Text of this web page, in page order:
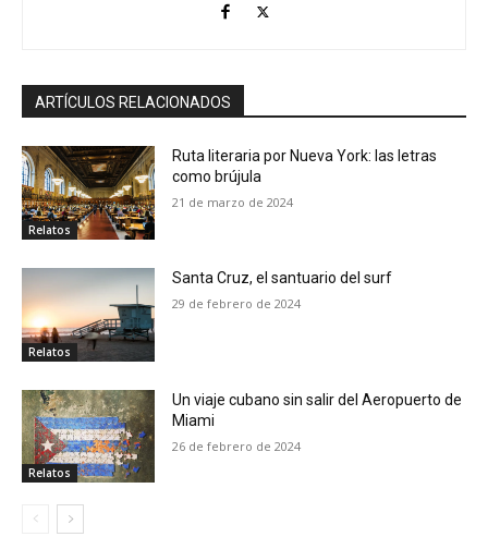
ARTÍCULOS RELACIONADOS
Relatos
Ruta literaria por Nueva York: las letras
como brújula
21 de marzo de 2024
Relatos
Santa Cruz, el santuario del surf
29 de febrero de 2024
Relatos
Un viaje cubano sin salir del Aeropuerto de
Miami
26 de febrero de 2024